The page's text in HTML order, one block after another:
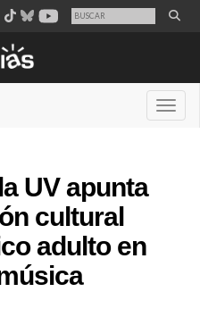
UV apunta
cultural
adulto en